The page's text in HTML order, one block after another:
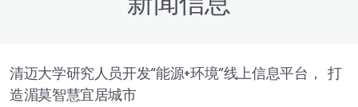
清迈大学研究人员开发“能源+环境”线上信息平台， 打
造湄莫智慧宜居城市